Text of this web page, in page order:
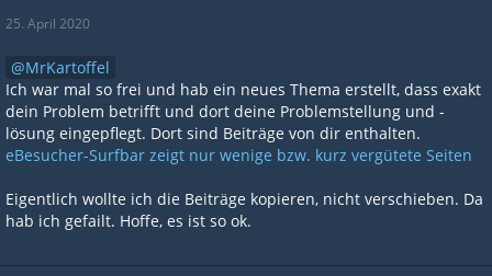
25. April 2020
MrKartoffel
Ich war mal so frei und hab ein neues Thema erstellt, dass exakt
dein Problem betrifft und dort deine Problemstellung und -
lösung eingepflegt. Dort sind Beiträge von dir enthalten.
eBesucher-Surfbar zeigt nur wenige bzw. kurz vergütete Seiten
Eigentlich wollte ich die Beiträge kopieren, nicht verschieben. Da
hab ich gefailt. Hoffe, es ist so ok.